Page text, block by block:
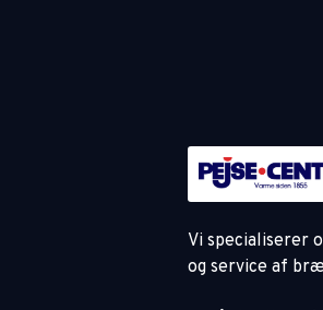
Vi specialiserer
og service af